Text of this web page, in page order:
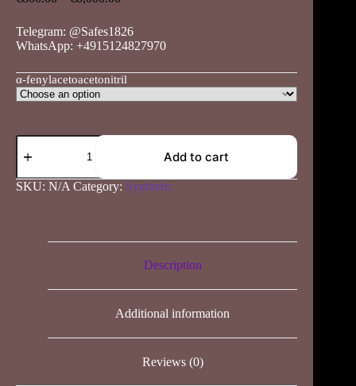
€800.00
through
€8,000.00
Telegram: @Safes1826
WhatsApp: +4915124827970
α-fenylacetoacetonitril
Waar
Apaan
fenylacetoacetonitril
online
Add to cart
SKU: N/A Category: Synthetic
Description
Additional information
Reviews (0)